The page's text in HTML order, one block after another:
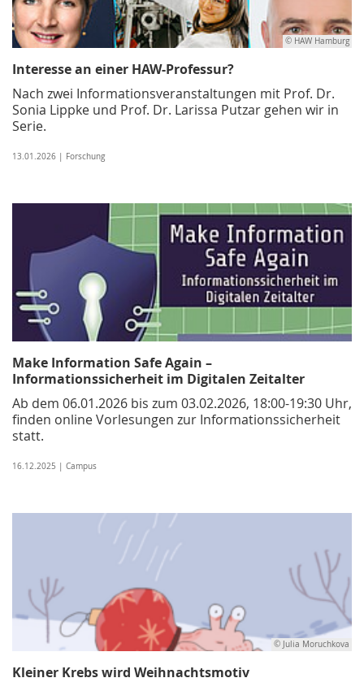
© HAW Hamburg
Interesse an einer HAW-Professur?
Nach zwei Informationsveranstaltungen mit Prof. Dr.
Sonia Lippke und Prof. Dr. Larissa Putzar gehen wir in
Serie.
13.01.2026 | Forschung
Make Information Safe Again –
Informationssicherheit im Digitalen Zeitalter
Ab dem 06.01.2026 bis zum 03.02.2026, 18:00-19:30 Uhr,
finden online Vorlesungen zur Informationssicherheit
statt.
16.12.2025 | Campus
© Julia Moruchkova
Kleiner Krebs wird Weihnachtsmotiv